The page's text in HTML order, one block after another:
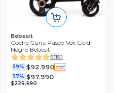
Bebesit
Coche Cuna Paseo Vox Gold
Negro Bebesit
5(19)
59% $92.990
57% $97.990
$229.990